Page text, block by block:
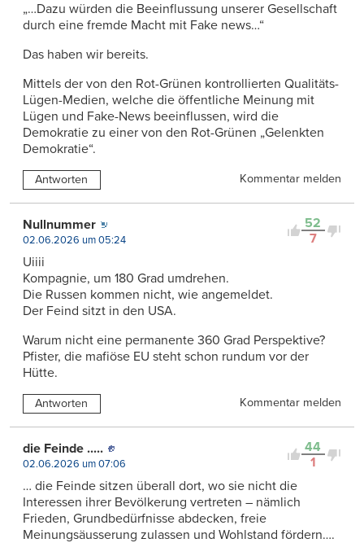
„…Dazu würden die Beeinflussung unserer Gesellschaft
durch eine fremde Macht mit Fake news…“
Das haben wir bereits.
Mittels der von den Rot-Grünen kontrollierten Qualitäts-
Lügen-Medien, welche die öffentliche Meinung mit
Lügen und Fake-News beeinflussen, wird die
Demokratie zu einer von den Rot-Grünen „Gelenkten
Demokratie“.
Antworten Kommentar melden
52
7
Nullnummer
02.06.2026 um 05:24
Uiiii
Kompagnie, um 180 Grad umdrehen.
Die Russen kommen nicht, wie angemeldet.
Der Feind sitzt in den USA.
Warum nicht eine permanente 360 Grad Perspektive?
Pfister, die mafiöse EU steht schon rundum vor der
Hütte.
Antworten Kommentar melden
44
1
die Feinde .....
02.06.2026 um 07:06
… die Feinde sitzen überall dort, wo sie nicht die
Interessen ihrer Bevölkerung vertreten – nämlich
Frieden, Grundbedürfnisse abdecken, freie
Meinungsäusserung zulassen und Wohlstand fördern….